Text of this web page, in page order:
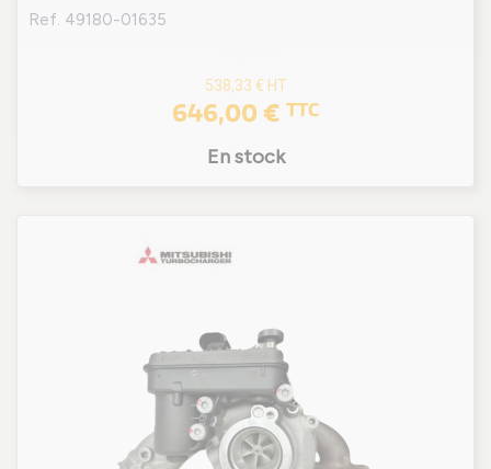
Ref. 49180-01635
538,33 € HT
646,00 € TTC
En stock